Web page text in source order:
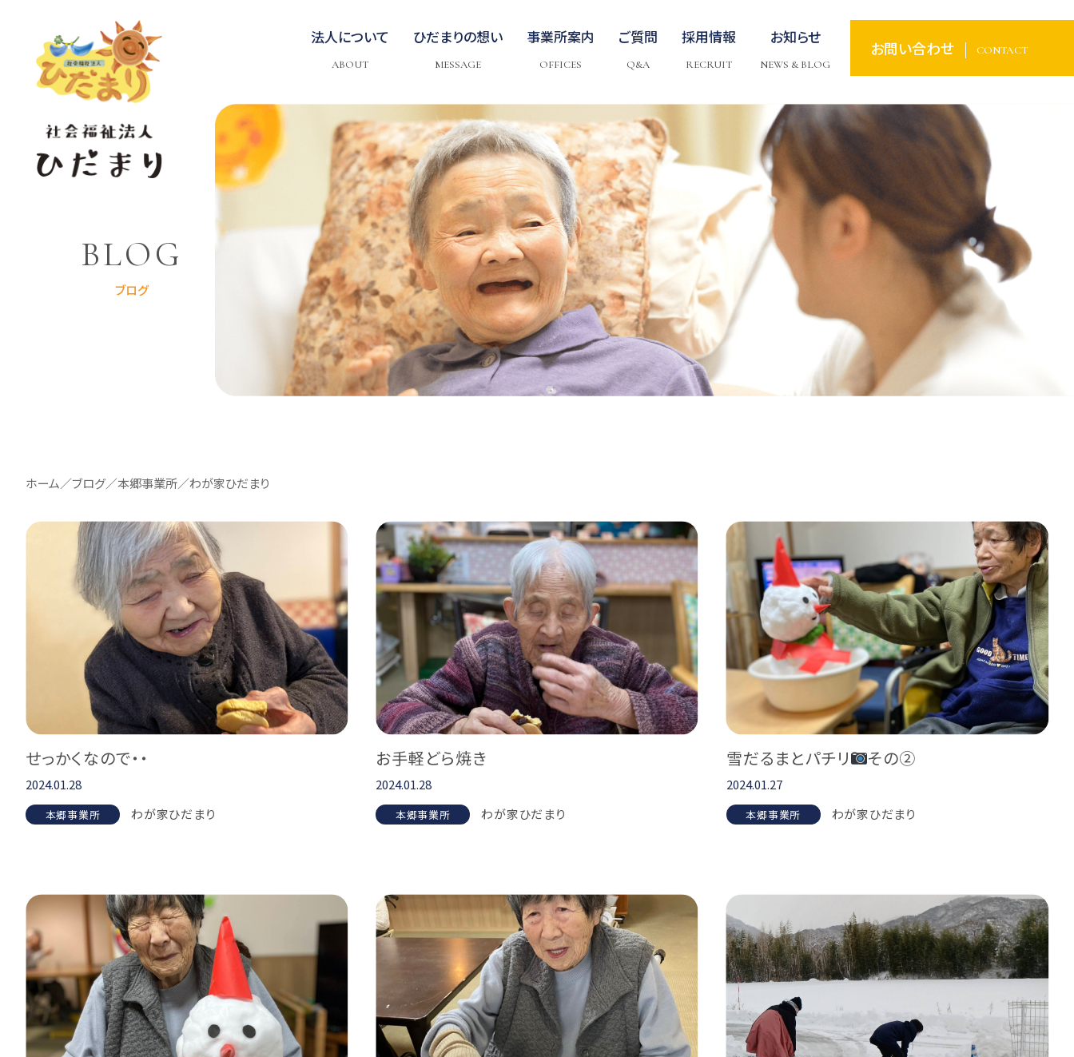
法人について
ABOUT
ひだまりの想い
MESSAGE
事業所案内
OFFICES
ご質問
Q&A
採用情報
RECRUIT
お知らせ
NEWS & BLOG
お問い合わせ CONTACT
BLOG
ブログ
ホーム／ブログ／本郷事業所／わが家ひだまり
せっかくなので・・
2024.01.28
本郷事業所 わが家ひだまり
お手軽どら焼き
2024.01.28
本郷事業所 わが家ひだまり
雪だるまとパチリ その②
2024.01.27
本郷事業所 わが家ひだまり